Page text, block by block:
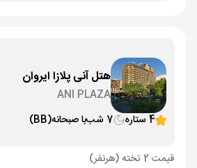
هتل آنی پلازا ایروان
ANI PLAZA
4 ستاره
7 شب با صبحانه(BB)
قیمت 2 تخته (هرنفر)